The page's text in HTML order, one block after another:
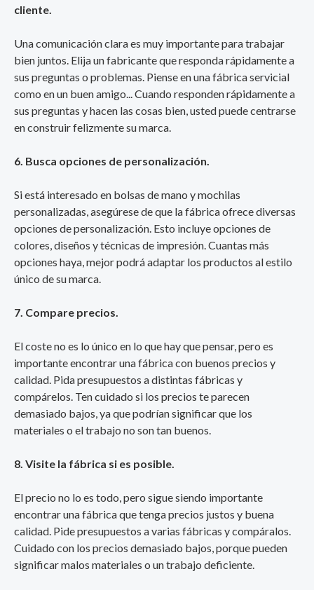
cliente.
Una comunicación clara es muy importante para trabajar
bien juntos. Elija un fabricante que responda rápidamente a
sus preguntas o problemas. Piense en una fábrica servicial
como en un buen amigo... Cuando responden rápidamente a
sus preguntas y hacen las cosas bien, usted puede centrarse
en construir felizmente su marca.
6. Busca opciones de personalización.
Si está interesado en bolsas de mano y mochilas
personalizadas, asegúrese de que la fábrica ofrece diversas
opciones de personalización. Esto incluye opciones de
colores, diseños y técnicas de impresión. Cuantas más
opciones haya, mejor podrá adaptar los productos al estilo
único de su marca.
7. Compare precios.
El coste no es lo único en lo que hay que pensar, pero es
importante encontrar una fábrica con buenos precios y
calidad. Pida presupuestos a distintas fábricas y
compárelos. Ten cuidado si los precios te parecen
demasiado bajos, ya que podrían significar que los
materiales o el trabajo no son tan buenos.
8. Visite la fábrica si es posible.
El precio no lo es todo, pero sigue siendo importante
encontrar una fábrica que tenga precios justos y buena
calidad. Pide presupuestos a varias fábricas y compáralos.
Cuidado con los precios demasiado bajos, porque pueden
significar malos materiales o un trabajo deficiente.